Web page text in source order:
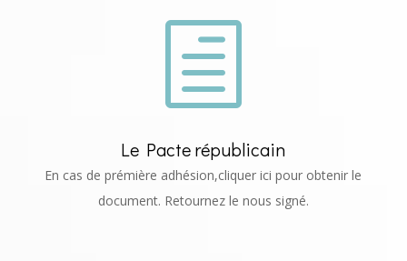
h
Le Pacte républicain
En cas de prémière adhésion,cliquer ici pour obtenir le
document. Retournez le nous signé.